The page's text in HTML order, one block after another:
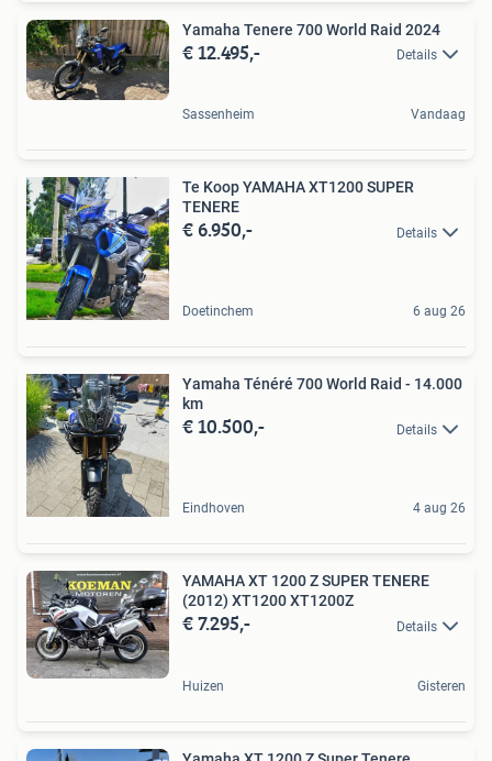
Yamaha Tenere 700 World Raid 2024
€ 12.495,- Details
Sassenheim Vandaag
Te Koop YAMAHA XT1200 SUPER
TENERE
€ 6.950,- Details
Doetinchem 6 aug 26
Yamaha Ténéré 700 World Raid - 14.000
km
€ 10.500,- Details
Eindhoven 4 aug 26
YAMAHA XT 1200 Z SUPER TENERE
(2012) XT1200 XT1200Z
€ 7.295,- Details
Huizen Gisteren